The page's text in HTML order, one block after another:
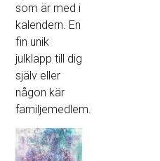
som är med i
kalendern. En
fin unik
julklapp till dig
själv eller
någon kär
familjemedlem.